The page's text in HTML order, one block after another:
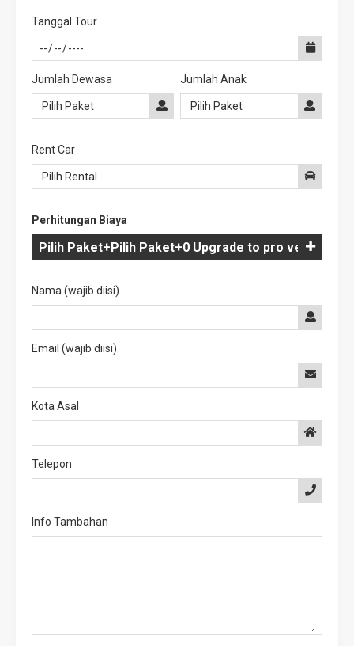
Tanggal Tour
Jumlah Dewasa Jumlah Anak
Rent Car
Perhitungan Biaya
Nama (wajib diisi)
Email (wajib diisi)
Kota Asal
Telepon
Info Tambahan